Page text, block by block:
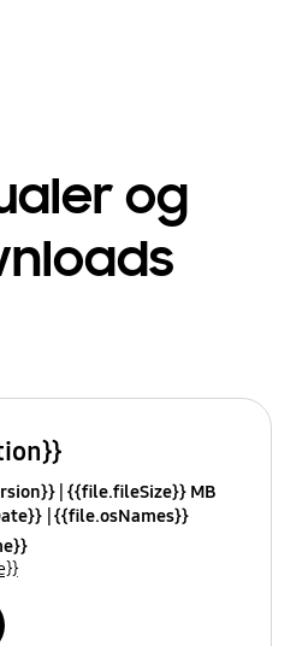
og
{{file.fileSize}} MB
{{file.osNames}}